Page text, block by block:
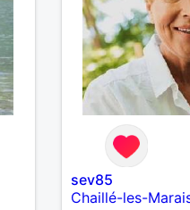
sev85
Chaillé-les-